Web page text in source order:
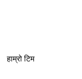
हाम्रो टिम